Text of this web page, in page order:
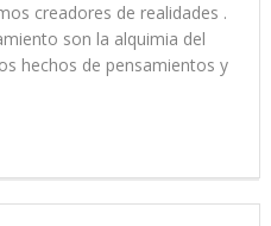
creadores de realidades .
son la alquimia del
hechos de pensamientos y